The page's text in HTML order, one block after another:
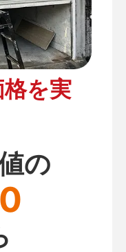
を実
の